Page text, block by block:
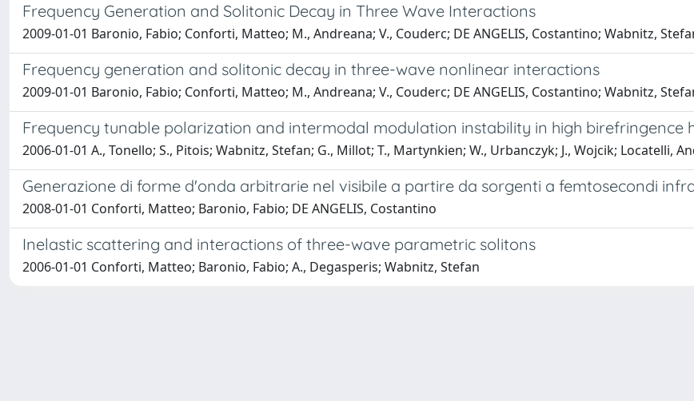
Frequency Generation and Solitonic Decay in Three Wave Interactions
2009-01-01 Baronio, Fabio; Conforti, Matteo; M., Andreana; V., Couderc; DE ANGELIS, Costantino; Wabnitz,
Frequency generation and solitonic decay in three-wave nonlinear interactions
2009-01-01 Baronio, Fabio; Conforti, Matteo; M., Andreana; V., Couderc; DE ANGELIS, Costantino; Wabnitz,
Frequency tunable polarization and intermodal modulation instability in high birefringence
2006-01-01 A., Tonello; S., Pitois; Wabnitz, Stefan; G., Millot; T., Martynkien; W., Urbanczyk; J., Wojcik; Locatelli,
Generazione di forme d'onda arbitrarie nel visibile a partire da sorgenti a femtosecondi
2008-01-01 Conforti, Matteo; Baronio, Fabio; DE ANGELIS, Costantino
Inelastic scattering and interactions of three-wave parametric solitons
2006-01-01 Conforti, Matteo; Baronio, Fabio; A., Degasperis; Wabnitz, Stefan